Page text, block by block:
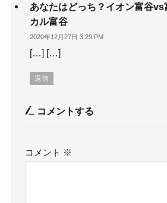
あなたはどっち？イオン富谷vs
カル富谷
2020年12月27日 3:29 PM
[…] […]
返信
コメントする
コメント ※